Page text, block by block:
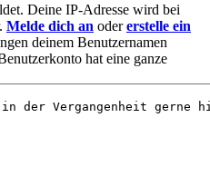
Deine IP-Adresse wird bei
Melde dich an odererstelle ein
deinem Benutzernamen
hat eine ganze